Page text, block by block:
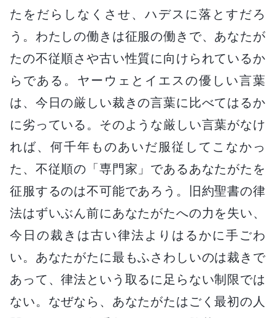
たをだらしなくさせ、ハデスに落とすだろ
う。わたしの働きは征服の働きで、あなたが
たの不従順さや古い性質に向けられているか
らである。ヤーウェとイエスの優しい言葉
は、今日の厳しい裁きの言葉に比べてはるか
に劣っている。そのような厳しい言葉がなけ
れば、何千年ものあいだ服従してこなかっ
た、不従順の「専門家」であるあなたがたを
征服するのは不可能であろう。旧約聖書の律
法はずいぶん前にあなたがたへの力を失い、
今日の裁きは古い律法よりはるかに手ごわ
い。あなたがたに最もふさわしいのは裁きで
あって、律法という取るに足らない制限では
ない。なぜなら、あなたがたはごく最初の人